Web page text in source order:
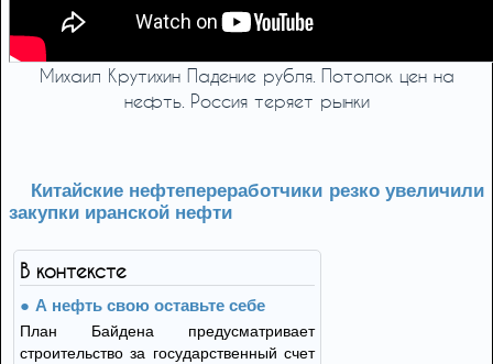
Михаил Крутихин Падение рубля. Потолок цен на
нефть. Россия теряет рынки
Китайские нефтепереработчики резко увеличили
закупки иранской нефти
В контексте
А нефть свою оставьте себе
План Байдена предусматривает
строительство за государственный счет